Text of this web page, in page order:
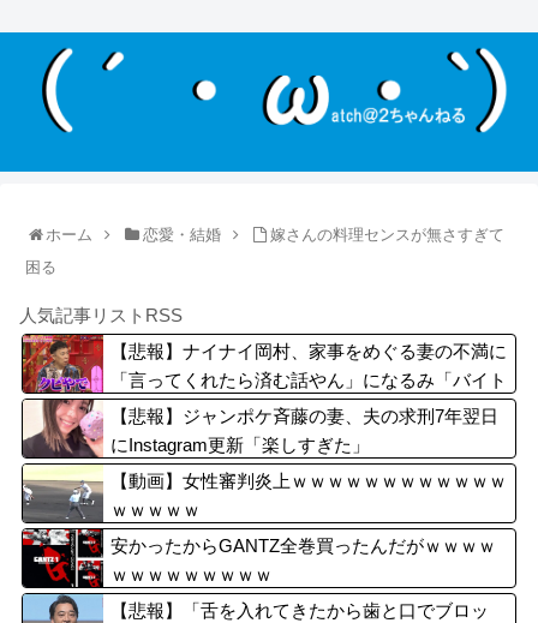
ホーム 恋愛・結婚
嫁さんの料理センスが無さすぎて
困る
人気記事リストRSS
【悲報】ナイナイ岡村、家事をめぐる妻の不満に
「言ってくれたら済む話やん」になるみ「バイト
やったらクビやで」説教受け黙り込む
【悲報】ジャンポケ斉藤の妻、夫の求刑7年翌日
にInstagram更新「楽しすぎた」
【動画】女性審判炎上ｗｗｗｗｗｗｗｗｗｗｗｗ
ｗｗｗｗｗ
安かったからGANTZ全巻買ったんだがｗｗｗｗ
ｗｗｗｗｗｗｗｗｗ
【悲報】「舌を入れてきたから歯と口でブロッ